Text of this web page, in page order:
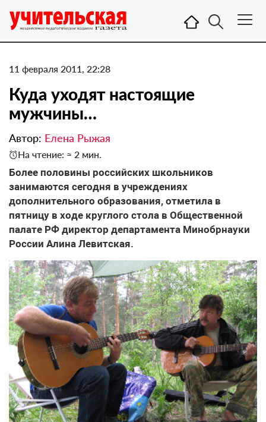
11 февраля 2011, 22:28
Куда уходят настоящие
мужчины…
Автор: Елена Рыжая
На чтение: ≈ 2 мин.
Более половины российских школьников
занимаются сегодня в учреждениях
дополнительного образования, отметила в
пятницу в ходе круглого стола в Общественной
палате РФ директор департамента Минобрнауки
России Алина Левитская.